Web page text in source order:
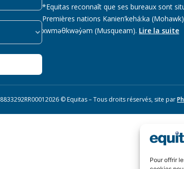
Pour offrir
*Equitas reconnaît que ses bureaux sont
Premières nations Kanien’kehá:ka
xwməθkwəy̓əm (Musqueam). Lire la suite
2026 © Equitas – Tous droits réservés, site par